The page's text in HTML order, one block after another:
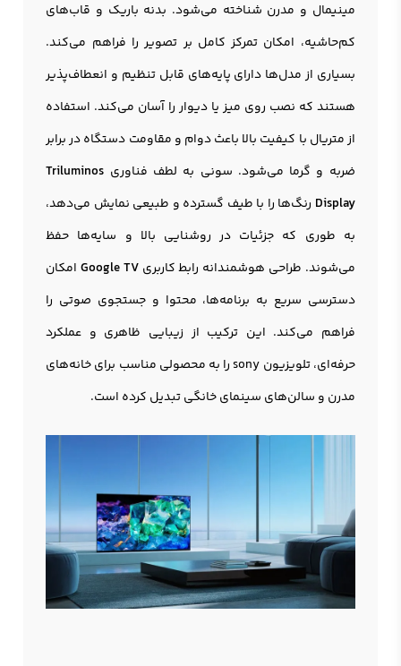
مینیمال و مدرن شناخته می‌شود. بدنه باریک و قاب‌های
کم‌حاشیه، امکان تمرکز کامل بر تصویر را فراهم می‌کند.
بسیاری از مدل‌ها دارای پایه‌های قابل تنظیم و انعطاف‌پذیر
هستند که نصب روی میز یا دیوار را آسان می‌کند. استفاده
از متریال با کیفیت بالا باعث دوام و مقاومت دستگاه در برابر
ضربه و گرما می‌شود. سونی به لطف فناوری Triluminos
Display رنگ‌ها را با طیف گسترده و طبیعی نمایش می‌دهد،
به طوری که جزئیات در روشنایی بالا و سایه‌ها حفظ
می‌شوند. طراحی هوشمندانه رابط کاربریGoogle TV امکان
دسترسی سریع به برنامه‌ها، محتوا و جستجوی صوتی را
فراهم می‌کند. این ترکیب از زیبایی ظاهری و عملکرد
حرفه‌ای، تلویزیون sony را به محصولی مناسب برای خانه‌های
مدرن و سالن‌های سینمای خانگی تبدیل کرده است.